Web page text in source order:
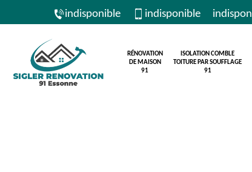
indisponible indisponible
RÉNOVATION
DE MAISON
91
ISOLATION COMBLE
TOITURE PAR SOUFFLAGE
91